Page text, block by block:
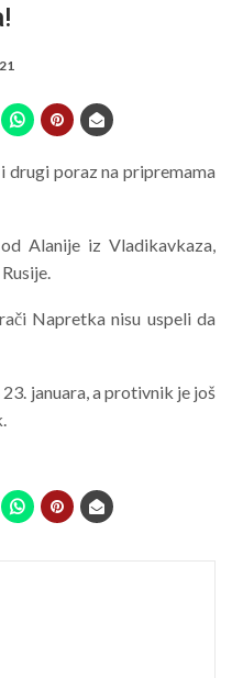
poraz na pripremama
Alanije iz Vladikavkaza,
Napretka nisu uspeli da
januara, a protivnik je još